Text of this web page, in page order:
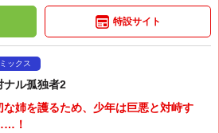
特設サイト
ックス
ナル孤独者2
な姉を護るため、少年は巨悪と対峙す
！